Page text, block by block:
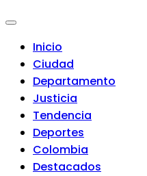
Inicio
Ciudad
Departamento
Justicia
Tendencia
Deportes
Colombia
Destacados